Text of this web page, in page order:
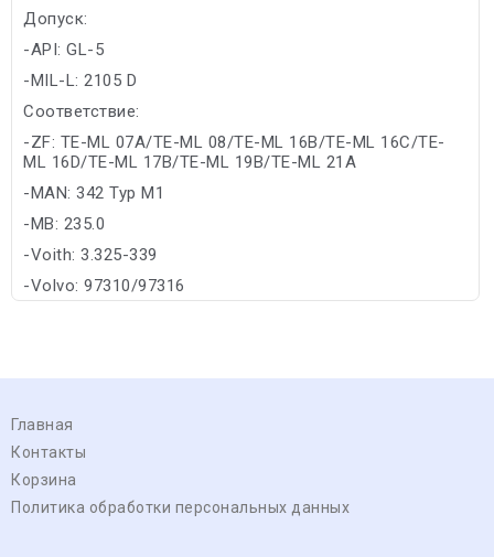
Допуск:
-API: GL-5
-MIL-L: 2105 D
Соответствие:
-ZF: TE-ML 07A/TE-ML 08/TE-ML 16B/TE-ML 16C/TE-
ML 16D/TE-ML 17B/TE-ML 19B/TE-ML 21A
-MAN: 342 Typ M1
-MB: 235.0
-Voith: 3.325-339
-Volvo: 97310/97316
Главная
Контакты
Корзина
Политика обработки персональных данных